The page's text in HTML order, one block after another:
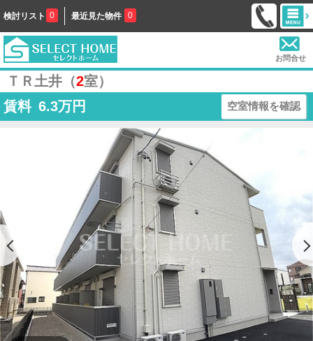
検討リスト 0 最近見た物件 0
お問合せ
ＴＲ土井（2室）
賃料 6.3万円 空室情報を確認